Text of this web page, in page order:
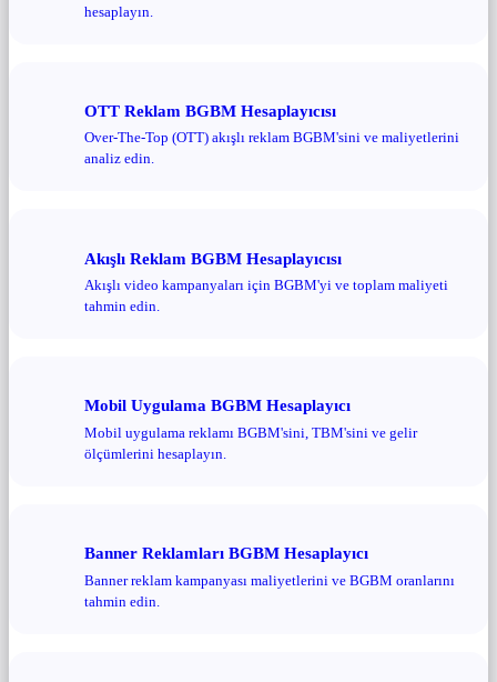
hesaplayın.
OTT Reklam BGBM Hesaplayıcısı
Over-The-Top (OTT) akışlı reklam BGBM'sini ve maliyetlerini
analiz edin.
Akışlı Reklam BGBM Hesaplayıcısı
Akışlı video kampanyaları için BGBM'yi ve toplam maliyeti
tahmin edin.
Mobil Uygulama BGBM Hesaplayıcı
Mobil uygulama reklamı BGBM'sini, TBM'sini ve gelir
ölçümlerini hesaplayın.
Banner Reklamları BGBM Hesaplayıcı
Banner reklam kampanyası maliyetlerini ve BGBM oranlarını
tahmin edin.